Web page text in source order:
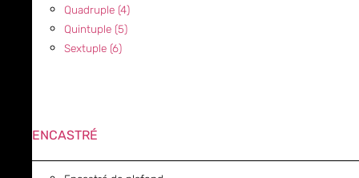
Quadruple (4)
Quintuple (5)
Sextuple (6)
ENCASTRÉ